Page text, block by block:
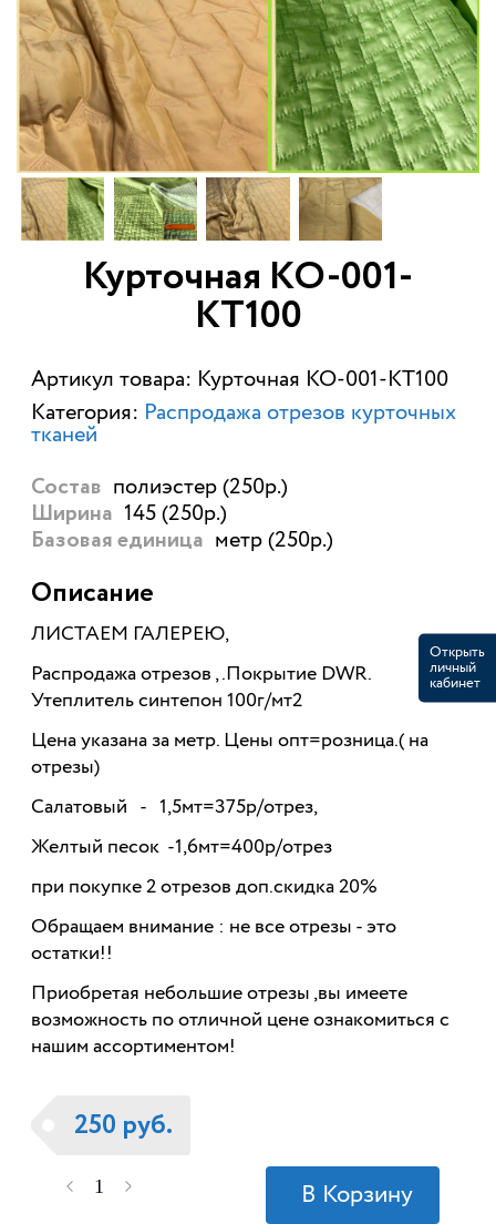
Курточная КО-001-
КТ100
Артикул товара: Курточная КО-001-КТ100
Категория: Распродажа отрезов курточных
тканей
Состав полиэстер (250р.)
Ширина 145 (250р.)
Базовая единица метр (250р.)
Описание
ЛИСТАЕМ ГАЛЕРЕЮ,
Распродажа отрезов ,.Покрытие DWR.
Утеплитель синтепон 100г/мт2
Цена указана за метр. Цены опт=розница.( на
отрезы)
Салатовый - 1,5мт=375р/отрез,
Желтый песок -1,6мт=400р/отрез
при покупке 2 отрезов доп.скидка 20%
Обращаем внимание : не все отрезы - это
остатки!!
Приобретая небольшие отрезы ,вы имеете
возможность по отличной цене ознакомиться с
нашим ассортиментом!
250 руб.
Открыть
личный
кабинет